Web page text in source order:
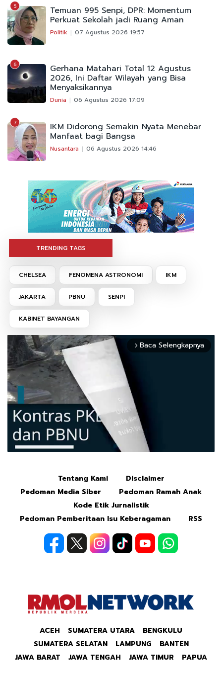
5 Temuan 995 Senpi, DPR: Momentum
Perkuat Sekolah jadi Ruang Aman
Politik 07 Agustus 2026 19:57
6 Gerhana Matahari Total 12 Agustus
2026, Ini Daftar Wilayah yang Bisa
Menyaksikannya
Dunia 06 Agustus 2026 17:09
7 IKM Didorong Semakin Nyata Menebar
Manfaat bagi Bangsa
Nusantara 06 Agustus 2026 14:46
TRENDING TAGS
CHELSEA FENOMENA ASTRONOMI IKM
JAKARTA PBNU SENPI
KABINET BAYANGAN
arrow_forward_ios Baca Selengkapnya
Tentang Kami
Disclaimer
Pedoman Media Siber
Pedoman Ramah Anak
Kode Etik Jurnalistik
Pedoman Pemberitaan Isu Keberagaman
RSS
ACEH SUMATERA UTARA
BENGKULU
SUMATERA SELATAN
LAMPUNG
BANTEN
JAWA BARAT
JAWA TENGAH JAWA TIMUR PAPUA